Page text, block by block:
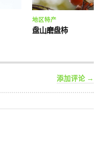
地区特产
盘山磨盘柿
添加评论 →